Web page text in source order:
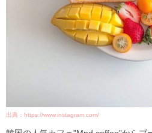
出典：https://www.instagram.com/